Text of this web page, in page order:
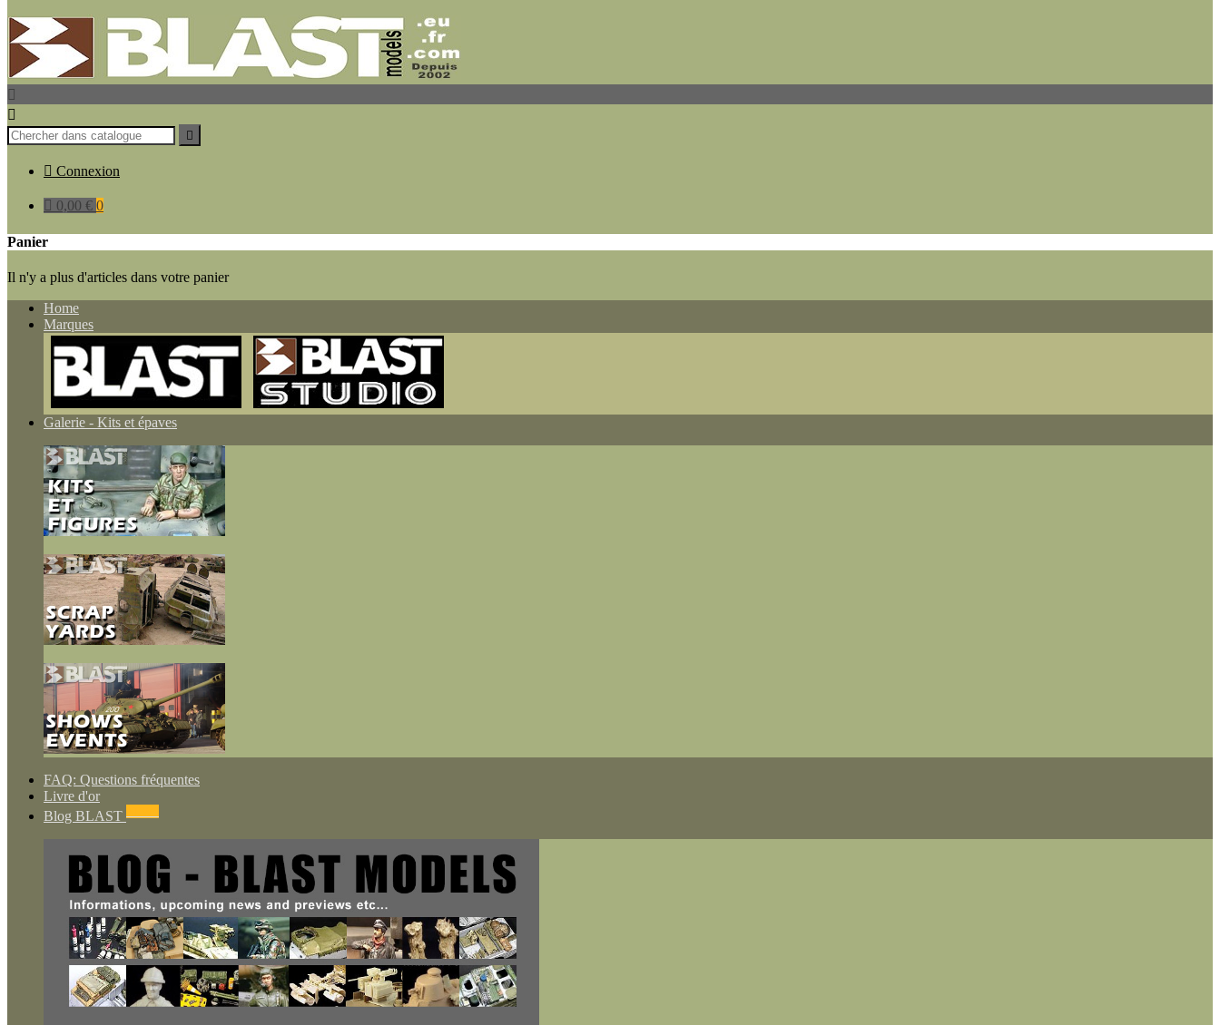



 Connexion
 0,00 € 0
Panier
Il n'y a plus d'articles dans votre panier
Home
Marques
Galerie - Kits et épaves
FAQ: Questions fréquentes
Livre d'or
Blog BLAST